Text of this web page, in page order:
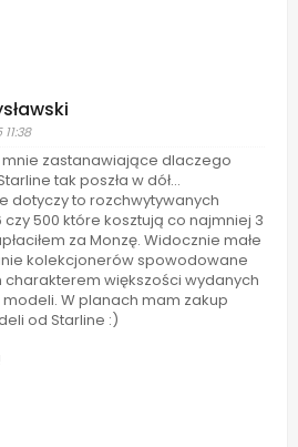
mnie zastanawiające dlaczego
tak poszła w dół...
dotyczy to rozchwytywanych
czy 500 które kosztują co najmniej 3
za Monzę. Widocznie małe
kolekcjonerów spowodowane
charakterem większości wydanych
W planach mam zakup
od Starline :)